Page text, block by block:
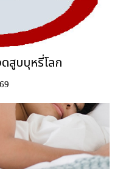
สูบบุหรี่โลก